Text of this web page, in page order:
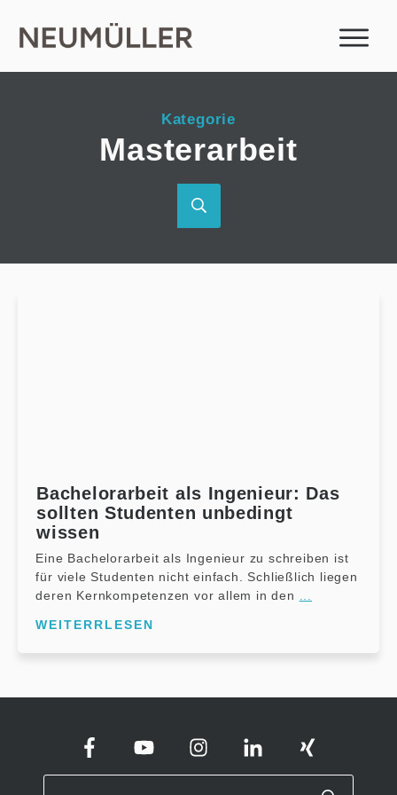
Kategorie
Masterarbeit
Bachelorarbeit als Ingenieur: Das
sollten Studenten unbedingt
wissen
Eine Bachelorarbeit als Ingenieur zu schreiben ist
für viele Studenten nicht einfach. Schließlich liegen
deren Kernkompetenzen vor allem in den
WEITERRLESEN